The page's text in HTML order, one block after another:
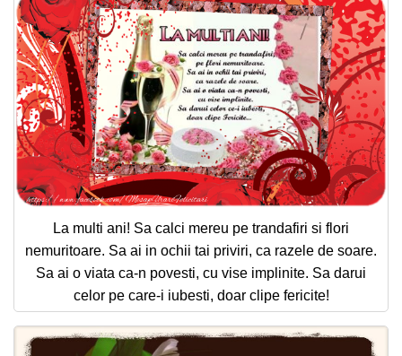
La multi ani! Sa calci mereu pe trandafiri si flori
nemuritoare. Sa ai in ochii tai priviri, ca razele de soare.
Sa ai o viata ca-n povesti, cu vise implinite. Sa darui
celor pe care-i iubesti, doar clipe fericite!